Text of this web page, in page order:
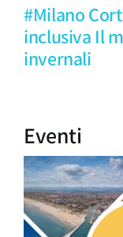
#Milano
inclusiva Il
invernali
Eventi